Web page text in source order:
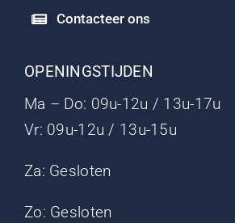
Contacteer ons
OPENINGSTIJDEN
Ma – Do: 09u-12u / 13u-17u
Vr: 09u-12u / 13u-15u
Za: Gesloten
Zo: Gesloten